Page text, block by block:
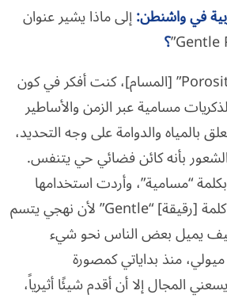
في واشنطن:إلى ماذا يشير عنوان
؟
: بالنسبة “Porosities” [المسام]، كنت أفكر في كون
مسامية عبر الزمن والأساطير
بالمياه والدوامة على وجه التحديد،
بأنه كائن فضائي حي يتنفس.
“مسامية”، وأردت استخدامها
لتأطير العمل. اخترت كلمة [رقيقة] “Gentle” لأن نهجي يتسم
يميل بعض الناس نحو شيء
منذ بداياتي كمصورة
المجال إلا أن أقدم شيئًا أثيرياً،